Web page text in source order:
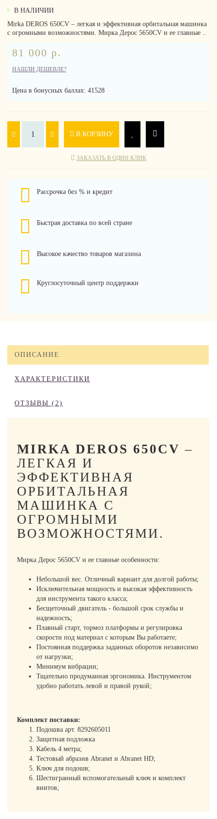
В НАЛИЧИИ
Mirka DEROS 650CV – легкая и эффективная орбитальная машинка
с огромными возможностями. Мирка Дерос 5650CV и ее главные ..
81 000 р.
НАШЛИ ДЕШЕВЛЕ?
Цена в бонусных баллах: 41528
В КОРЗИНУ
ЗАКАЗАТЬ В ОДИН КЛИК
Рассрочка без % и кредит
Быстрая доставка по всей стране
Высокое качество товаров магазина
Круглосуточный центр поддержки
ОПИСАНИЕ
ХАРАКТЕРИСТИКИ
ОТЗЫВЫ (2)
MIRKA DEROS 650CV–
ЛЕГКАЯ И
ЭФФЕКТИВНАЯ
ОРБИТАЛЬНАЯ
МАШИНКА С
ОГРОМНЫМИ
ВОЗМОЖНОСТЯМИ.
Мирка Дерос 5650CV и ее главные особенности:
Небольшой вес. Отличный вариант для долгой работы;
Исключительная мощность и высокая эффективность
для инструмента такого класса;
Бесщеточный двигатель - большой срок службы и
надежность;
Плавный старт, тормоз платформы и регулировка
скорости под материал с которым Вы работаете;
Постоянная поддержка заданных оборотов независимо
от нагрузки;
Минимум вибрации;
Тщательно продуманная эргономика. Инструментом
удобно работать левой и правой рукой;
Комплект поставки:
Подошва арт. 8292605011
Защитная подложка
Кабель 4 метра;
Тестовый абразив Abranet и Abranet HD;
Ключ для подошв;
Шестигранный вспомогательный ключ и комплект
винтов;